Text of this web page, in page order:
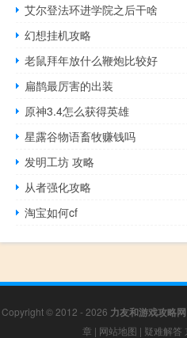
艾尔登法环进学院之后干啥
幻想挂机攻略
老鼠拜年放什么鞭炮比较好
扁鹊最厉害的出装
原神3.4怎么获得英雄
星露谷物语畜牧赚钱吗
发明工坊 攻略
从者强化攻略
淘宝如何cf
Copyright © 2012 - 2026 力友和游戏攻略网
章 | 网站地图 | 疑难解答